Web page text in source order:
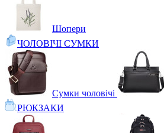
Шопери
ЧОЛОВІЧІ СУМКИ
Сумки чоловічі
РЮКЗАКИ